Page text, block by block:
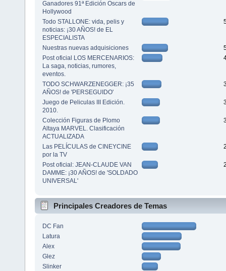
Ganadores 91ª Edición Oscars de
Hollywood
Todo STALLONE: vida, pelis y
noticias: ¡30 AÑOS! de EL
ESPECIALISTA
Nuestras nuevas adquisiciones
Post oficial LOS MERCENARIOS:
La saga, noticias, rumores,
eventos.
TODO SCHWARZENEGGER: ¡35
AÑOS! de 'PERSEGUIDO'
Juego de Peliculas III Edición.
2010.
Colección Figuras de Plomo
Altaya MARVEL. Clasificación
ACTUALIZADA
Las PELÍCULAS de CINEYCINE
por la TV
Post oficial: JEAN-CLAUDE VAN
DAMME: ¡30 AÑOS! de 'SOLDADO
UNIVERSAL'
Principales Creadores de Temas
DC Fan
Latura
Alex
Glez
Slinker